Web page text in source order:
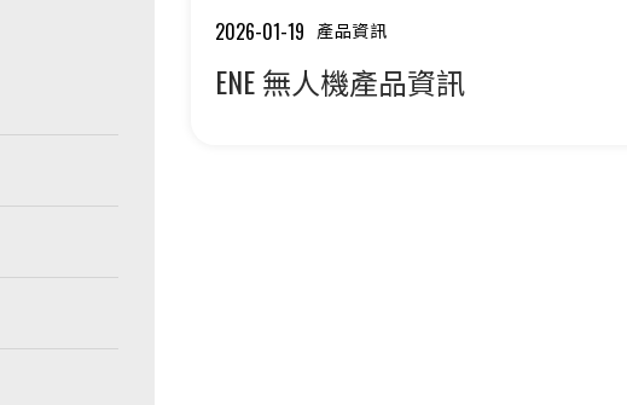
2026-01-19 產品資訊
ENE 無人機產品資訊